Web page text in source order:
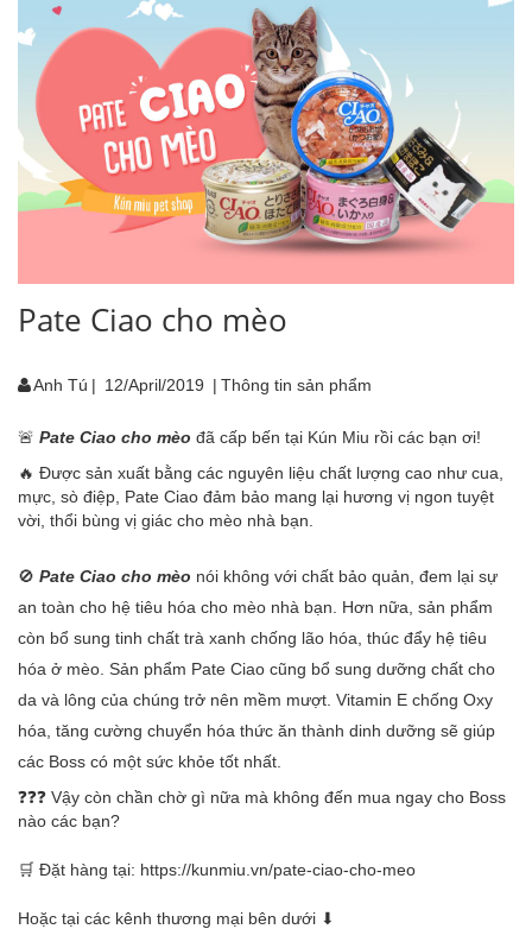
Pate Ciao cho mèo
Anh Tú | 12/April/2019 | Thông tin sản phẩm
🚨 Pate Ciao cho mèo đã cấp bến tại Kún Miu rồi các bạn ơi!
🔥 Được sản xuất bằng các nguyên liệu chất lượng cao như cua,
mực, sò điệp, Pate Ciao đảm bảo mang lại hương vị ngon tuyệt
vời, thổi bùng vị giác cho mèo nhà bạn.
🚫 Pate Ciao cho mèo nói không với chất bảo quản, đem lại sự
an toàn cho hệ tiêu hóa cho mèo nhà bạn. Hơn nữa, sản phẩm
còn bổ sung tinh chất trà xanh chống lão hóa, thúc đẩy hệ tiêu
hóa ở mèo. Sản phẩm Pate Ciao cũng bổ sung dưỡng chất cho
da và lông của chúng trở nên mềm mượt. Vitamin E chống Oxy
hóa, tăng cường chuyển hóa thức ăn thành dinh dưỡng sẽ giúp
các Boss có một sức khỏe tốt nhất.
❓❓❓ Vậy còn chần chờ gì nữa mà không đến mua ngay cho Boss
nào các bạn?
🛒 Đặt hàng tại: https://kunmiu.vn/pate-ciao-cho-meo
Hoặc tại các kênh thương mại bên dưới ⬇